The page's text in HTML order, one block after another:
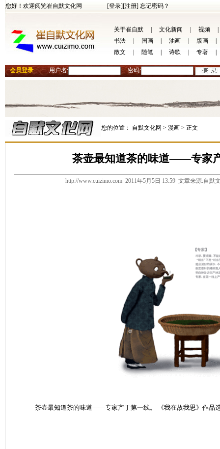
您好！欢迎阅览崔自默文化网 [登录][注册] 忘记密码？
关于崔自默 文化新闻 视频
书法
国画 油画 版画
散文
随笔 诗歌 专著
会员登录 用户名: 密码:
您的位置： 自默文化网 > 漫画 > 正文
茶壶最知道茶的味道——专家
http://www.cuizimo.com 2011年5月5日 13:59 文章来源:自默
茶壶最知道茶的味道——专家产于第一线。 《我在故我思》作品